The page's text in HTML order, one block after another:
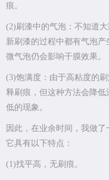
痕。
(2)刷漆中的气泡：不知道
新刷漆的过程中都有气泡
微气泡仍会影响干膜效果。
(3)饱满度：由于高粘度的
释刷痕，但这种方法会降
低的现象。
因此，在业余时间，我做了
它具有以下特点：
(1)找平高，无刷痕。